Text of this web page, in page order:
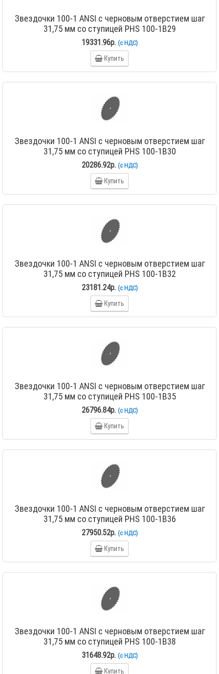
Звездочки 100-1 ANSI с черновым отверстием шаг
31,75 мм со ступицей PHS 100-1B29
19331.96р. (с НДС)
Купить
Звездочки 100-1 ANSI с черновым отверстием шаг
31,75 мм со ступицей PHS 100-1B30
20286.92р. (с НДС)
Купить
Звездочки 100-1 ANSI с черновым отверстием шаг
31,75 мм со ступицей PHS 100-1B32
23181.24р. (с НДС)
Купить
Звездочки 100-1 ANSI с черновым отверстием шаг
31,75 мм со ступицей PHS 100-1B35
26796.84р. (с НДС)
Купить
Звездочки 100-1 ANSI с черновым отверстием шаг
31,75 мм со ступицей PHS 100-1B36
27950.52р. (с НДС)
Купить
Звездочки 100-1 ANSI с черновым отверстием шаг
31,75 мм со ступицей PHS 100-1B38
31648.92р. (с НДС)
Купить